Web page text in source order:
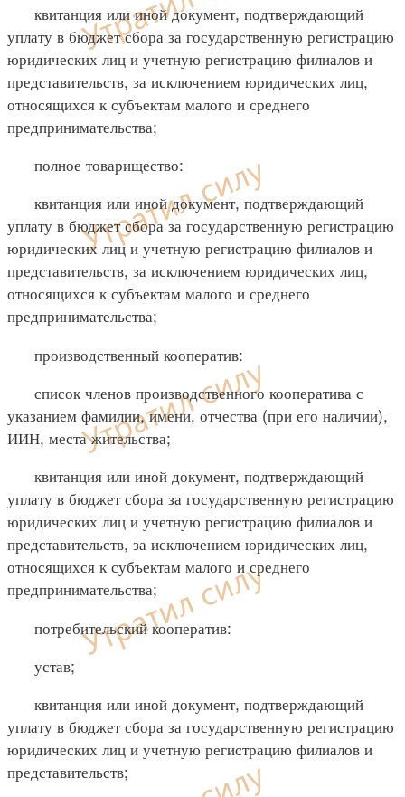
квитанция или иной документ, подтверждающий
уплату в бюджет сбора за государственную регистрацию
юридических лиц и учетную регистрацию филиалов и
представительств, за исключением юридических лиц,
относящихся к субъектам малого и среднего
предпринимательства;
полное товарищество:
квитанция или иной документ, подтверждающий
уплату в бюджет сбора за государственную регистрацию
юридических лиц и учетную регистрацию филиалов и
представительств, за исключением юридических лиц,
относящихся к субъектам малого и среднего
предпринимательства;
производственный кооператив:
список членов производственного кооператива с
указанием фамилии, имени, отчества (при его наличии),
ИИН, места жительства;
квитанция или иной документ, подтверждающий
уплату в бюджет сбора за государственную регистрацию
юридических лиц и учетную регистрацию филиалов и
представительств, за исключением юридических лиц,
относящихся к субъектам малого и среднего
предпринимательства;
потребительский кооператив:
устав;
квитанция или иной документ, подтверждающий
уплату в бюджет сбора за государственную регистрацию
юридических лиц и учетную регистрацию филиалов и
представительств;